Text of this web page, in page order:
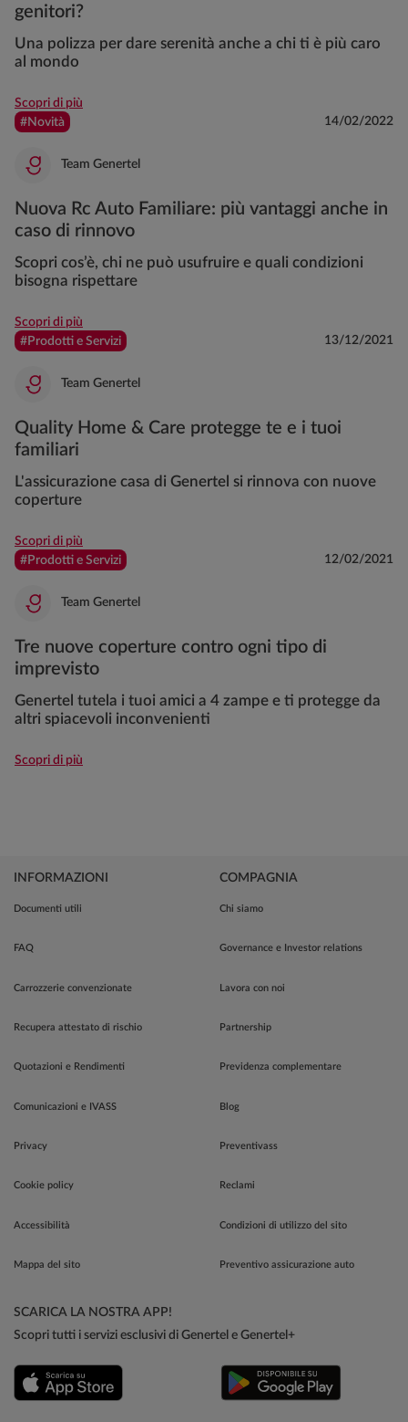
genitori?
Una polizza per dare serenità anche a chi ti è più caro
al mondo
Scopri di più
#Novità
14/02/2022
Team Genertel
Nuova Rc Auto Familiare: più vantaggi anche in
caso di rinnovo
Scopri cos’è, chi ne può usufruire e quali condizioni
bisogna rispettare
Scopri di più
#Prodotti e Servizi
13/12/2021
Team Genertel
Quality Home & Care protegge te e i tuoi
familiari
L'assicurazione casa di Genertel si rinnova con nuove
coperture
Scopri di più
#Prodotti e Servizi
12/02/2021
Team Genertel
Tre nuove coperture contro ogni tipo di
imprevisto
Genertel tutela i tuoi amici a 4 zampe e ti protegge da
altri spiacevoli inconvenienti
Scopri di più
INFORMAZIONI
Documenti utili
FAQ
Carrozzerie convenzionate
Recupera attestato di rischio
Quotazioni e Rendimenti
Comunicazioni e IVASS
Privacy
Cookie policy
Accessibilità
Mappa del sito
COMPAGNIA
Chi siamo
Governance e Investor relations
Lavora con noi
Partnership
Previdenza complementare
Blog
Preventivass
Reclami
Condizioni di utilizzo del sito
Preventivo assicurazione auto
SCARICA LA NOSTRA APP!
Scopri tutti i servizi esclusivi di Genertel e Genertel+